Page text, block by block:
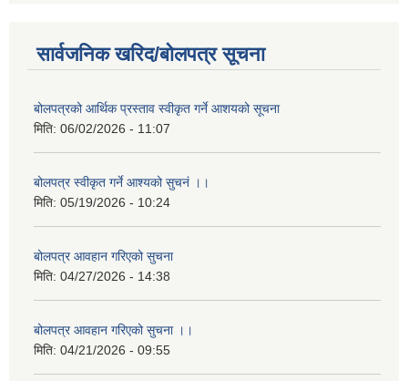
सार्वजनिक खरिद/बोलपत्र सूचना
बोलपत्रको आर्थिक प्रस्ताव स्वीकृत गर्ने आशयको सूचना
मिति: 06/02/2026 - 11:07
बोलपत्र स्वीकृत गर्ने आश्यको सुचनं ।।
मिति: 05/19/2026 - 10:24
बोलपत्र आवहान गरिएको सुचना
मिति: 04/27/2026 - 14:38
बोलपत्र आवहान गरिएको सुचना ।।
मिति: 04/21/2026 - 09:55